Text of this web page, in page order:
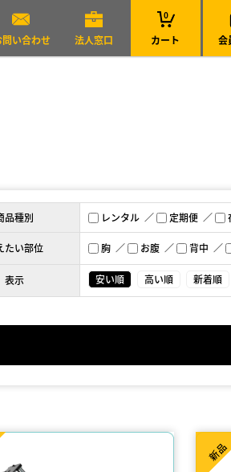
問い合わせ 法人窓口 カート
0
会
品種別 レンタル 定期便
たい部位 胸 お腹 背中
表示 安い順 高い順 新着順
新品